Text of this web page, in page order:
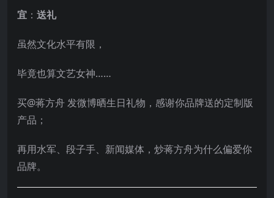
宜 ： 送礼
虽然文化水平有限，
毕竟也算文艺女神……
买@蒋方舟 发微博晒生日礼物，感谢你品牌送的定制版
产品；
再用水军、段子手、新闻媒体，炒蒋方舟为什么偏爱你
品牌。